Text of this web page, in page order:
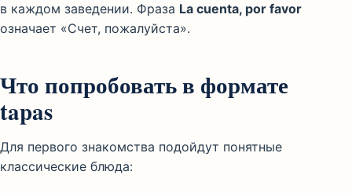
в каждом заведении. Фраза La cuenta, por favor
означает «Счет, пожалуйста».
Что попробовать в формате
tapas
Для первого знакомства подойдут понятные
классические блюда: